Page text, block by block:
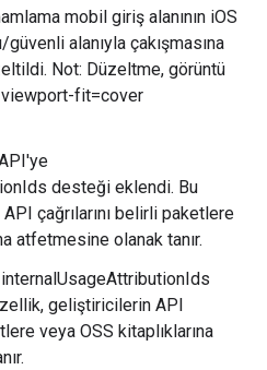
mobil giriş alanının iOS
alanıyla çakışmasına
Not: Düzeltme, görüntü
viewport-fit=cover
desteği eklendi. Bu
çağrılarını belirli paketlere
atfetmesine olanak tanır.
geliştiricilerin API
veya OSS kitaplıklarına